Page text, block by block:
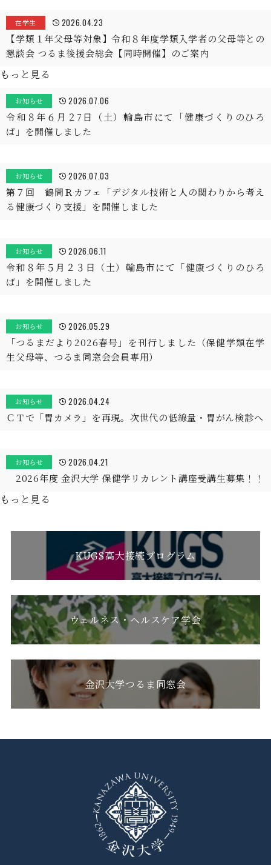
在学生 2026.04.23
【学類１年父母等対象】令和８年度学類入学者の父母等との
懇談会 つるま後援会総会【同時開催】のご案内
もっと見る
お知らせ 2026.07.06
令和８年６月２7日（土）輪島市にて「健康づくりのひろ
ば」を開催しました
お知らせ 2026.07.03
第７回 鶴間Ｒカフェ「デジタル技術と人の関わりから考え
る健康づくり支援」を開催しました
お知らせ 2026.06.11
令和８年５月２３日（土）輪島市にて「健康づくりのひろ
ば」を開催しました
お知らせ 2026.05.29
「つるまだより2026春号」を刊行しました（保健学類在学
生父母等、つるま同窓会会員専用）
お知らせ 2026.04.24
ＣＴで「胃カメラ」を再現。次世代の低線量・胃がん検診へ
お知らせ 2026.04.21
2026年度 金沢大学 保健学リカレント講座受講生募集！！
もっと見る
KUGS高大接続プログラム
ウェルネス・ヘルスケア学会
金沢大学つるま同窓会